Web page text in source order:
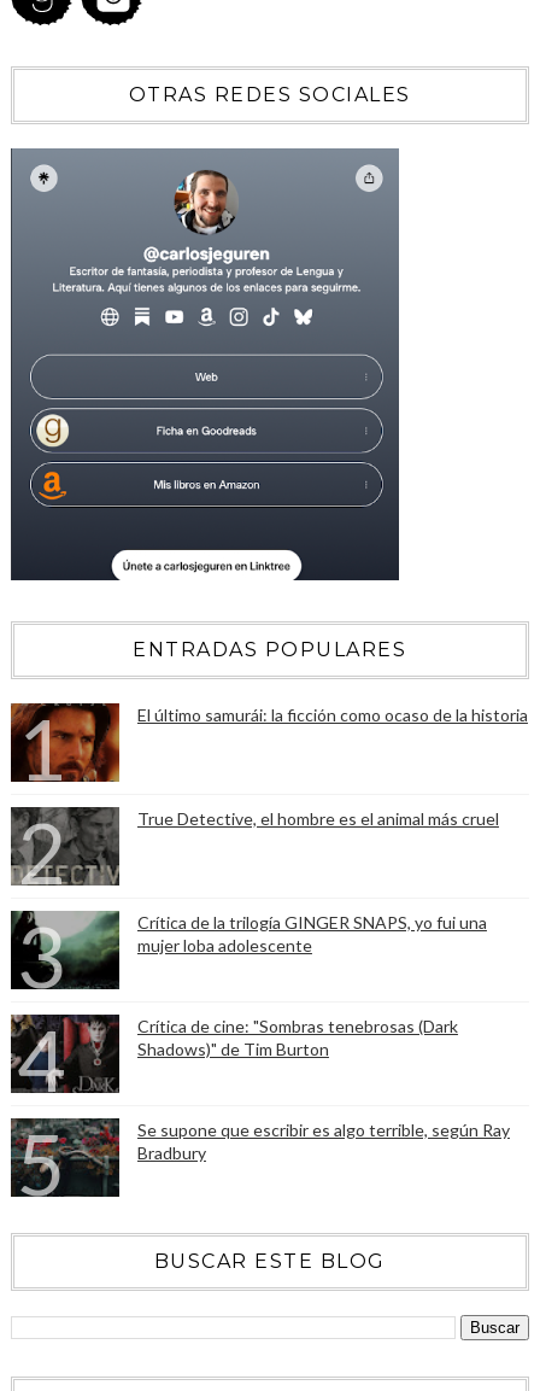
OTRAS REDES SOCIALES
ENTRADAS POPULARES
El último samurái: la ficción como ocaso de la historia
True Detective, el hombre es el animal más cruel
Crítica de la trilogía GINGER SNAPS, yo fui una
mujer loba adolescente
Crítica de cine: "Sombras tenebrosas (Dark
Shadows)" de Tim Burton
Se supone que escribir es algo terrible, según Ray
Bradbury
BUSCAR ESTE BLOG